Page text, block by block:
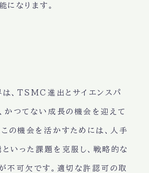
になります。
、TSMC進出とサイエンスパ
かつてない成長の機会を迎えて
この機会を活かすためには、人手
いった課題を克服し、戦略的な
不可欠です。適切な許認可の取